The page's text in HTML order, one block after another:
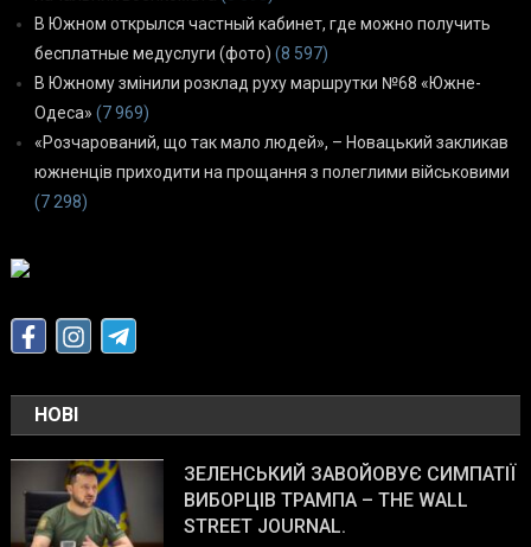
В Южном открылся частный кабинет, где можно получить
бесплатные медуслуги (фото) (8 597)
В Южному змінили розклад руху маршрутки №68 «Южне-
Одеса» (7 969)
«Розчарований, що так мало людей», – Новацький закликав
южненців приходити на прощання з полеглими військовими
(7 298)
НОВІ
ЗЕЛЕНСЬКИЙ ЗАВОЙОВУЄ СИМПАТІЇ
ВИБОРЦІВ ТРАМПА – THE WALL
STREET JOURNAL.